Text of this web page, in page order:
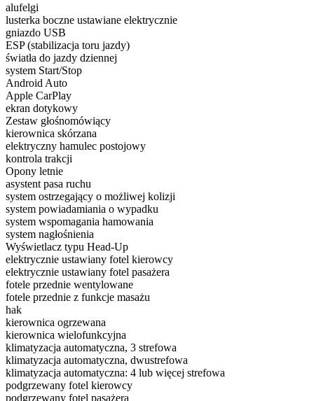
alufelgi
lusterka boczne ustawiane elektrycznie
gniazdo USB
ESP (stabilizacja toru jazdy)
światła do jazdy dziennej
system Start/Stop
Android Auto
Apple CarPlay
ekran dotykowy
Zestaw głośnomówiący
kierownica skórzana
elektryczny hamulec postojowy
kontrola trakcji
Opony letnie
asystent pasa ruchu
system ostrzegający o możliwej kolizji
system powiadamiania o wypadku
system wspomagania hamowania
system nagłośnienia
Wyświetlacz typu Head-Up
elektrycznie ustawiany fotel kierowcy
elektrycznie ustawiany fotel pasażera
fotele przednie wentylowane
fotele przednie z funkcje masażu
hak
kierownica ogrzewana
kierownica wielofunkcyjna
klimatyzacja automatyczna, 3 strefowa
klimatyzacja automatyczna, dwustrefowa
klimatyzacja automatyczna: 4 lub więcej strefowa
podgrzewany fotel kierowcy
podgrzewany fotel pasażera